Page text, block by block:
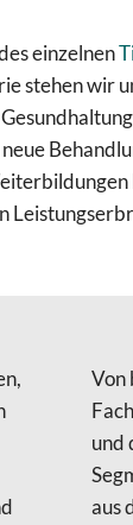
einzelnen
stehen wir
Von
und
aus